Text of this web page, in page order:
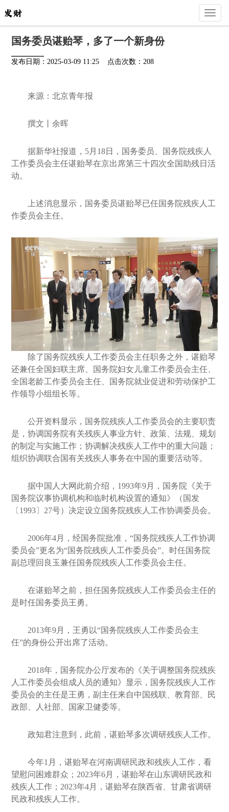
Toggle
国务委员谌贻琴，多了一个新身份
发布日期：2025-03-09 11:25 点击次数：208
来源：北京青年报
撰文丨余晖
据新华社报道，5月18日，国务委员、国务院残疾人
工作委员会主任谌贻琴在京出席第三十四次全国助残日活
动。
上述消息显示，国务委员谌贻琴已任国务院残疾人工
作委员会主任。
除了国务院残疾人工作委员会主任职务之外，谌贻琴
还兼任全国妇联主席、国务院妇女儿童工作委员会主任、
全国老龄工作委员会主任、国务院就业促进和劳动保护工
作领导小组组长等。
公开资料显示，国务院残疾人工作委员会的主要职责
是，协调国务院有关残疾人事业方针、政策、法规、规划
的制定与实施工作；协调解决残疾人工作中的重大问题；
组织协调联合国有关残疾人事务在中国的重要活动等。
据中国人大网此前介绍，1993年9月，国务院《关于
国务院议事协调机构和临时机构设置的通知》（国发
〔1993〕27号）决定设立国务院残疾人工作协调委员会。
2006年4月，经国务院批准，“国务院残疾人工作协调
委员会”更名为“国务院残疾人工作委员会”。时任国务院
副总理回良玉兼任国务院残疾人工作委员会主任。
在谌贻琴之前，担任国务院残疾人工作委员会主任的
是时任国务委员王勇。
2013年9月，王勇以“国务院残疾人工作委员会主
任”的身份公开出席了活动。
2018年，国务院办公厅发布的《关于调整国务院残疾
人工作委员会组成人员的通知》显示，国务院残疾人工作
委员会的主任是王勇，副主任来自中国残联、教育部、民
政部、人社部、国家卫健委等。
政知君注意到，此前，谌贻琴多次调研残疾人工作。
今年1月，谌贻琴在河南调研民政和残疾人工作，看
望慰问困难群众；2023年6月，谌贻琴在山东调研民政和
残疾人工作；2023年4月，谌贻琴在陕西省、甘肃省调研
民政和残疾人工作。